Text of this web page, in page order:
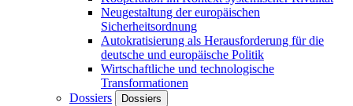
Neugestaltung der europäischen
Sicherheitsordnung
Autokratisierung als Herausforderung für die
deutsche und europäische Politik
Wirtschaftliche und technologische
Transformationen
Dossiers
Dossiers